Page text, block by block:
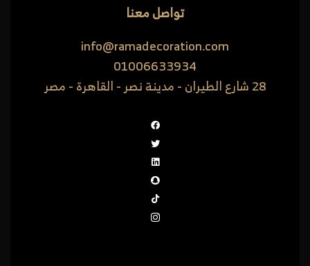
تواصل معنا
info@ramadecoration.com
01006633934
28 شارع الطيران - مدينة نصر - القاهرة - مصر